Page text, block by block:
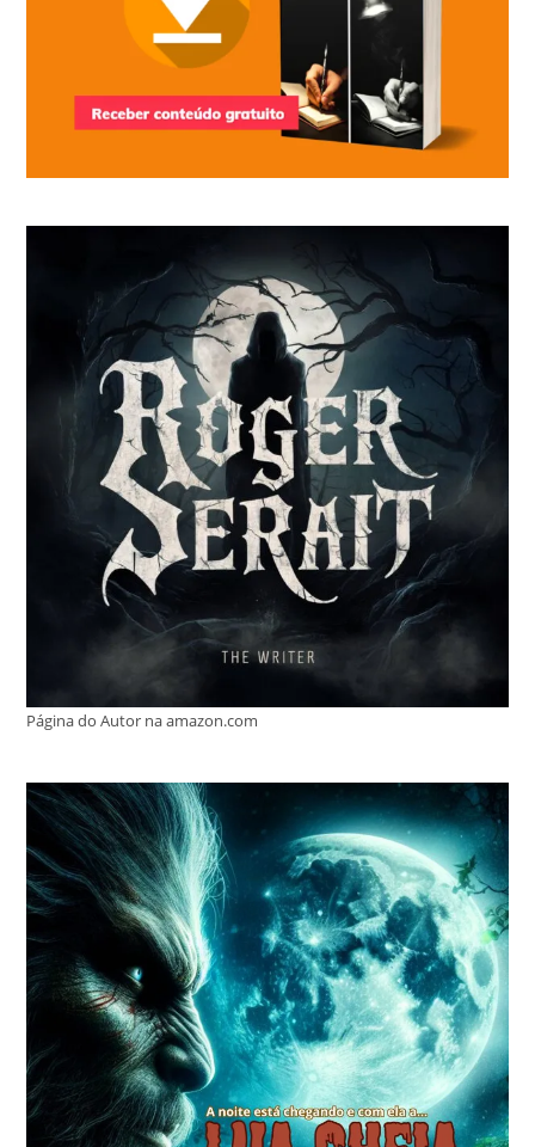
Página do Autor na amazon.com